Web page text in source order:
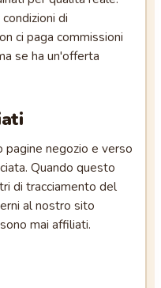
di
ci paga commissioni
se ha un'offerta
pagine negozio e verso
Quando questo
di tracciamento del
al nostro sito
mai affiliati.